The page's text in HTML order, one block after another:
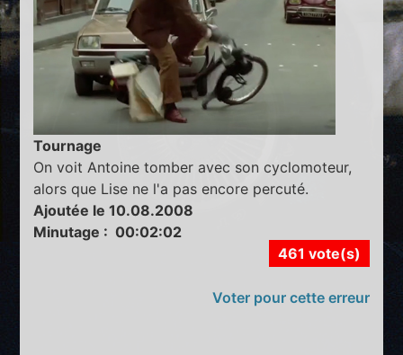
Tournage
On voit Antoine tomber avec son cyclomoteur,
alors que Lise ne l'a pas encore percuté.
Ajoutée le 10.08.2008
Minutage : 00:02:02
461 vote(s)
Voter pour cette erreur